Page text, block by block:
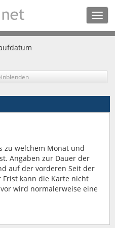
zu welchem Monat und
Angaben zur Dauer der
auf der vorderen Seit der
kann die Karte nicht
wird normalerweise eine